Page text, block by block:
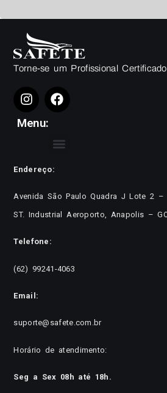
Torne-se um Profissional Certificado
Menu:
Endereço:
Avenida São Paulo Quadra J Lote 2 –
ST. Industrial Aeroporto, Anapolis –
Telefone:
(62) 99241-4063
Email:
suporte@safete.com.br
Horário de atendimento:
Seg a Sex 08h até 18h.